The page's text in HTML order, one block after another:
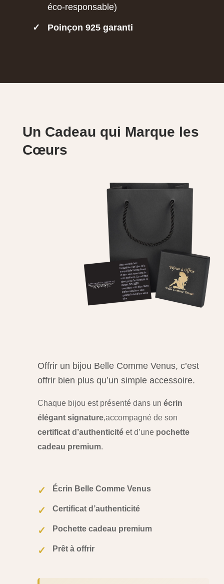
éco-responsable)
✓ Poinçon 925 garanti
Un Cadeau qui Marque les
Cœurs
Offrir un bijou Belle Comme Venus, c’est
offrir bien plus qu’un simple accessoire.
Chaque bijou est présenté dans un écrin
élégant signature,accompagné de son
certificat d’authenticitéet d’une pochette
cadeau premium.
✓ Écrin Belle Comme Venus
✓ Certificat d’authenticité
✓ Pochette cadeau premium
✓ Prêt à offrir